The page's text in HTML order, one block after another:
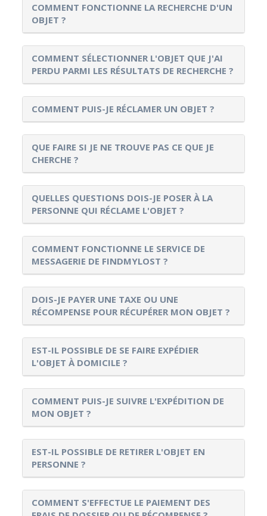
COMMENT FONCTIONNE LA RECHERCHE D'UN
OBJET ?
COMMENT SÉLECTIONNER L'OBJET QUE J'AI
PERDU PARMI LES RÉSULTATS DE RECHERCHE ?
COMMENT PUIS-JE RÉCLAMER UN OBJET ?
QUE FAIRE SI JE NE TROUVE PAS CE QUE JE
CHERCHE ?
QUELLES QUESTIONS DOIS-JE POSER À LA
PERSONNE QUI RÉCLAME L'OBJET ?
COMMENT FONCTIONNE LE SERVICE DE
MESSAGERIE DE FINDMYLOST ?
DOIS-JE PAYER UNE TAXE OU UNE
RÉCOMPENSE POUR RÉCUPÉRER MON OBJET ?
EST-IL POSSIBLE DE SE FAIRE EXPÉDIER
L'OBJET À DOMICILE ?
COMMENT PUIS-JE SUIVRE L'EXPÉDITION DE
MON OBJET ?
EST-IL POSSIBLE DE RETIRER L'OBJET EN
PERSONNE ?
COMMENT S'EFFECTUE LE PAIEMENT DES